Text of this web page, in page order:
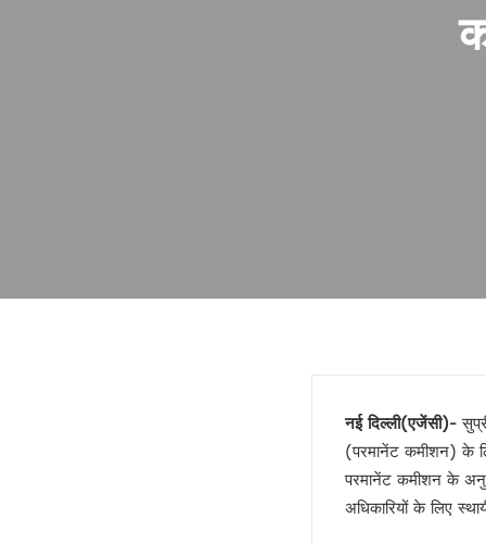
गोरखपुर में बार काउंसिल का
योगी के पप्पू, अप्पू और टप्पू !
गोरखपुर पुस्तक महोत्सव : ‘पंडान जल
अज़हर उगलेगा डान की सच्चाई !
नई दिल्ली(एजेंसी)-
(परमानेंट कमीशन) के
परमानेंट कमीशन के
अधिकारियों के लिए